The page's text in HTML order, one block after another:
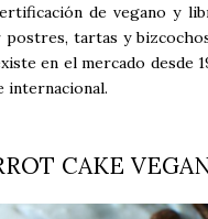
de vegano y
postres, tartas y
en el mercado desde
internacional.
CAKE